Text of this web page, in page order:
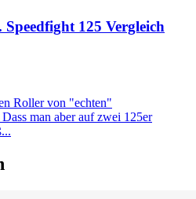
125 Vergleich
Roller von "echten"
man aber auf zwei 125er